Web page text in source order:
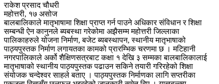
राकेश प्रसाद चौधरी
महोत्तरी, १७ असोज
बालबालिकाले मातृभाषामा शिक्षा प्राप्त गर्न पाउने अधिकार संविधान र शिक्षा
सम्बन्धी ऐन कानुनले ब्यबस्था गरेकोमा अझैसम्म महोत्तरी जिल्लाका
पालिकाहरुले योजना निर्माण, बजेट ब्यबस्थापन, स्थानीय मातृभाषाको
पाठ्यपुस्तक निर्माण लगायतका कामको प्रारम्भिक चरणमा छ । मटिहानी
नगरपालिकाले अर्को शैक्षिणसत्रबाट कक्षा १ देखि ३ सम्मका बालबालिकालाई
मातृभाषाको स्थानीय पाठ्यपुस्तक पढाउन सकिने तयारी गरिरहेको शिक्षा
संयोजक चन्देश्वर साहले बताए । पाठ्यपुस्तक निर्माणका लागि सप्तरीका